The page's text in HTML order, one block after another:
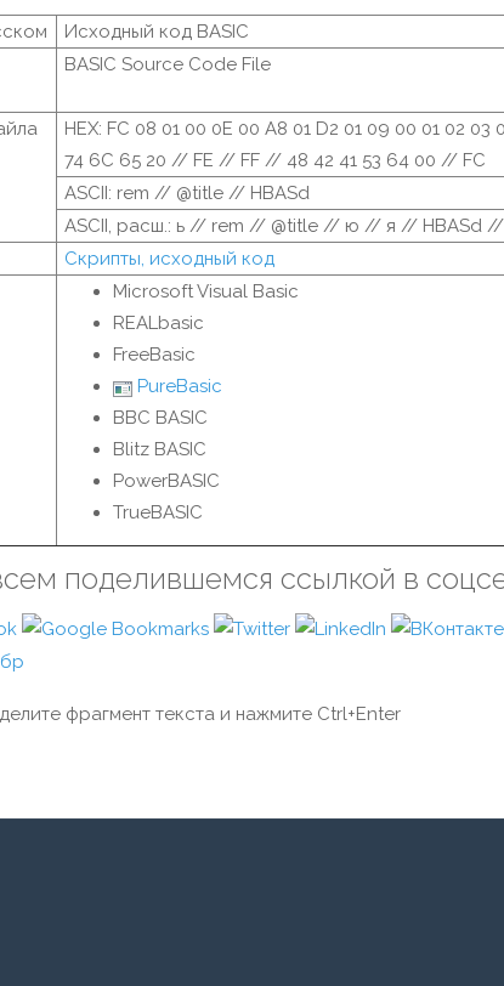
Исходный код BASIC
BASIC Source Code File
HEX: FC 08 01 00 0E 00 A8 01 D2 01 09 00 01 02
74 6C 65 20 // FE // FF // 48 42 41 53 64 00 // FC
ASCII: rem // @title // HBASd
ASCII, расш.: ь // rem // @title // ю // я // HBASd
Скрипты, исходный код
Microsoft Visual Basic
REALbasic
FreeBasic
PureBasic
BBC BASIC
Blitz BASIC
PowerBASIC
TrueBASIC
поделившемся ссылкой в
фрагмент текста и нажмите Ctrl+Enter